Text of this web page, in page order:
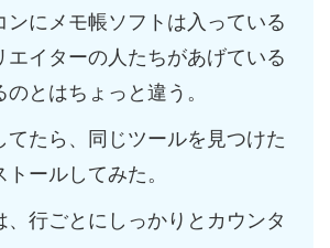
ンにメモ帳ソフトは入っている
エイターの人たちがあげている
とはちょっと違う。
てたら、同じツールを見つけた
ールしてみた。
、行ごとにしっかりとカウンタ